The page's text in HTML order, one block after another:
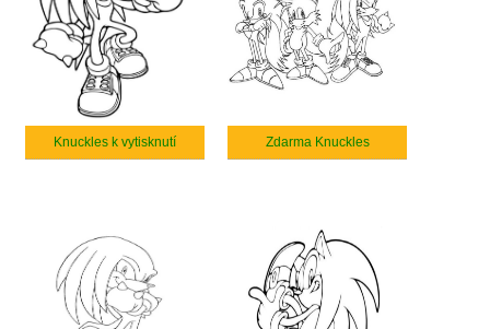
Knuckles k vytisknutí Zdarma Knuckles